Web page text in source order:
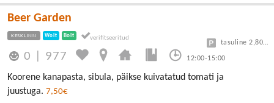
Beer Garden
KESKLINN Wolt Bolt
0 977 12:00-15:00
tasuline 2,80/30min
Koorene kanapasta, sibula, päikse kuivatatud tomati ja
juustuga. 7,50€